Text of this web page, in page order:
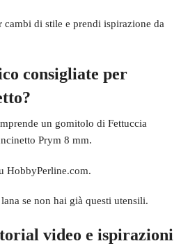
cambi di stile e prendi ispirazione da
consigliate per
un gomitolo di Fettuccia
Prym 8 mm.
HobbyPerline.com.
se non hai già questi utensili.
video e ispirazioni